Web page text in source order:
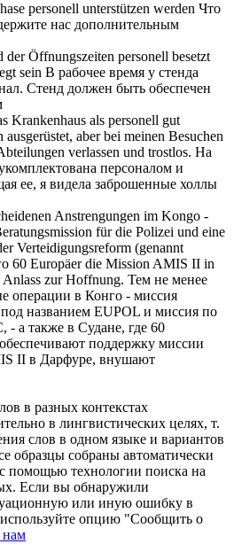
personell unterstützen werden Что
нас дополнительным
der Öffnungszeiten personell besetzt
sein В рабочее время у стенда
Стенд должен быть обеспечен
Krankenhaus als personell gut
ausgerüstet, aber bei meinen Besuchen
verlassen und trostlos. На
персоналом и
ее, я видела заброшенные холлы
Anstrengungen im Kongo -
für die Polizei und eine
Verteidigungsreform (genannt
60 Europäer die Mission AMIS II in
Anlass zur Hoffnung. Тем не менее
операции в Конго - миссия
названием EUPOL и миссия по
- а также в Судане, где 60
поддержку миссии
II в Дарфуре, внушают
в разных контекстах
в лингвистических целях, т.
слов в одном языке и вариантов
образцы собраны автоматически
помощью технологии поиска на
Если вы обнаружили
или иную ошибку в
опцию "Сообщить о
нам